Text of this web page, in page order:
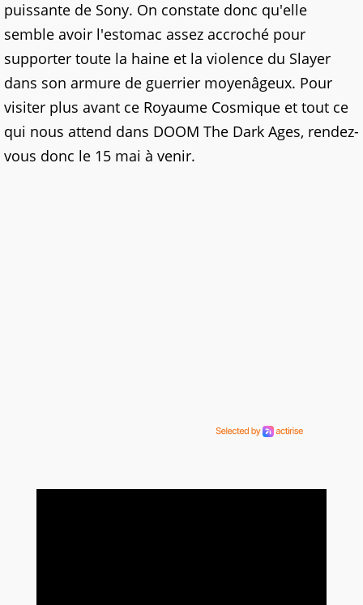
puissante de Sony. On constate donc qu'elle
semble avoir l'estomac assez accroché pour
supporter toute la haine et la violence du Slayer
dans son armure de guerrier moyenâgeux. Pour
visiter plus avant ce Royaume Cosmique et tout ce
qui nous attend dans DOOM The Dark Ages, rendez-
vous donc le 15 mai à venir.